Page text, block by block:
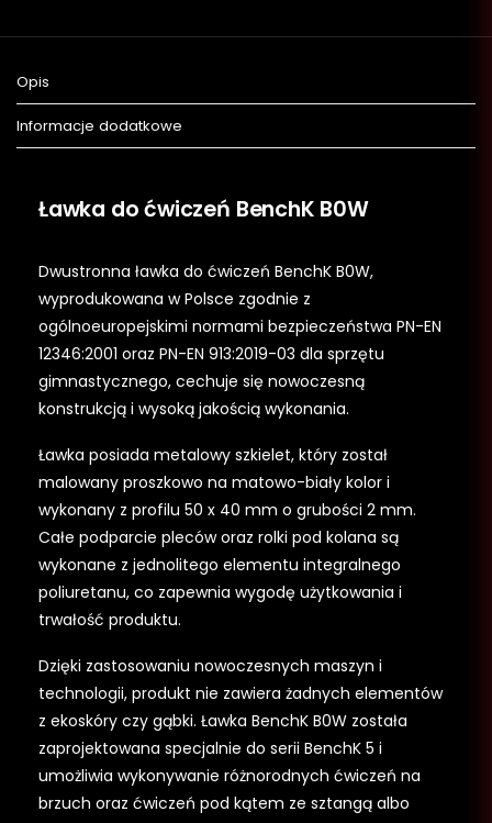
Opis
Informacje dodatkowe
Ławka do ćwiczeń BenchK B0W
Dwustronna ławka do ćwiczeń BenchK B0W,
wyprodukowana w Polsce zgodnie z
ogólnoeuropejskimi normami bezpieczeństwa PN-EN
12346:2001 oraz PN-EN 913:2019-03 dla sprzętu
gimnastycznego, cechuje się nowoczesną
konstrukcją i wysoką jakością wykonania.
Ławka posiada metalowy szkielet, który został
malowany proszkowo na matowo-biały kolor i
wykonany z profilu 50 x 40 mm o grubości 2 mm.
Całe podparcie pleców oraz rolki pod kolana są
wykonane z jednolitego elementu integralnego
poliuretanu, co zapewnia wygodę użytkowania i
trwałość produktu.
Dzięki zastosowaniu nowoczesnych maszyn i
technologii, produkt nie zawiera żadnych elementów
z ekoskóry czy gąbki. Ławka BenchK B0W została
zaprojektowana specjalnie do serii BenchK 5 i
umożliwia wykonywanie różnorodnych ćwiczeń na
brzuch oraz ćwiczeń pod kątem ze sztangą albo